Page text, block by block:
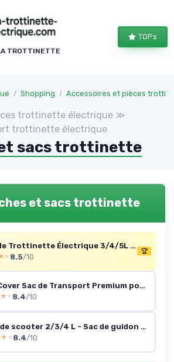
TROTTINETTE
TOPs
Shopping Accessoires et pièces trottinette électrique
trottinette électrique ≫
trottinette électrique
sacs trottinette
et sacs trottinette
Sac de Trottinette Électrique 3/4/5L & Antivol de Chaîne ø7MM 90cm, Sacoche de Guidon Étanche avec Système Fixation Rapide, Verrou Sécurité avec Clés pour Vélo Trottinette VTT (2,8 L + Cadenas) 2,8L avec Serrure/Blocage Rapide D
8.5/10
🏆
ProCover Sac de Transport Premium pour Trottinette électrique - Compatible Toutes Marques - Grand Sac idéal Transport ou Rangement - Housse de Stockage Solide et étanche Taille unique
8.4/10
Sac de scooter 2/3/4 L - Sac de guidon - Sac de guidon - Étanche - Poche avant pour scooter électrique Noir - Démontage Rapide du Rack 4L
8.4/10